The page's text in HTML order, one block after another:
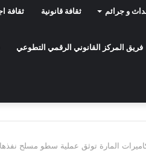
و جرائم ثقافة قانونية ثقافة
فريق المركز القانوني الرقمي التطوعي